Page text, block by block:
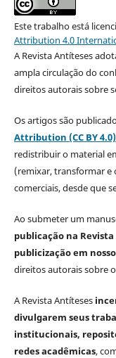
Este trabalho está
Attribution 4.0
A Revista Antíteses
ampla circulação do
direitos autorais sobre
Os artigos são
Attribution (CC BY 4.0)
redistribuir o material
(remixar, transformar e
comerciais, desde que
Ao submeter um
publicação na
publicização em
direitos autorais sobre
A Revista Antíteses
divulgarem seus
institucionais,
redes acadêmicas,